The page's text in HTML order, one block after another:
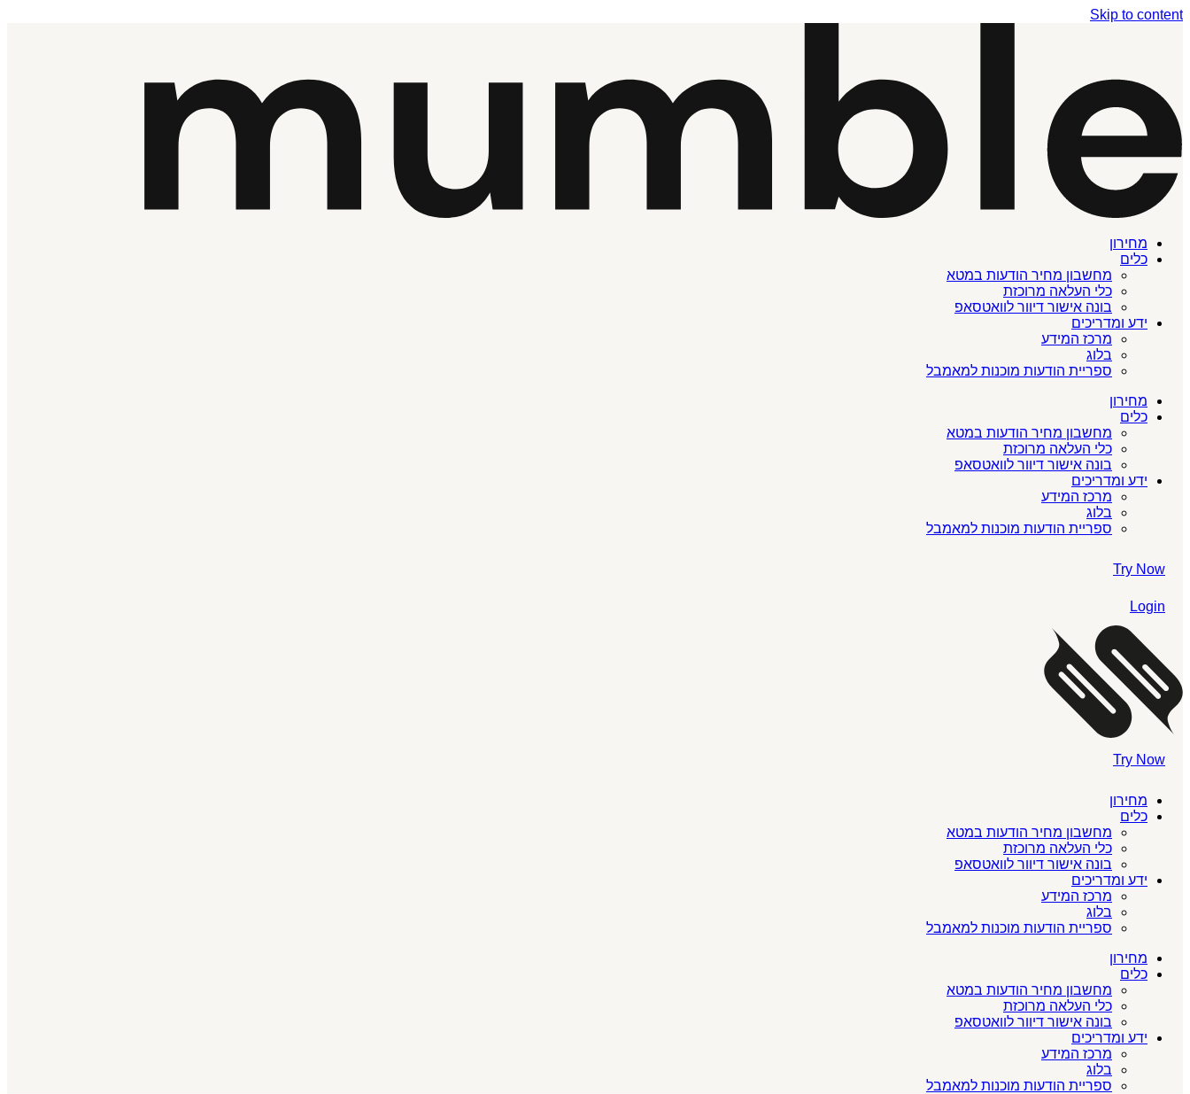
Skip to content
מחירון
כלים
מחשבון מחיר הודעות במטא
כלי העלאה מרוכזת
בונה אישור דיוור לוואטסאפ
ידע ומדריכים
מרכז המידע
בלוג
ספריית הודעות מוכנות למאמבל
מחירון
כלים
מחשבון מחיר הודעות במטא
כלי העלאה מרוכזת
בונה אישור דיוור לוואטסאפ
ידע ומדריכים
מרכז המידע
בלוג
ספריית הודעות מוכנות למאמבל
Try Now
Login
Try Now
מחירון
כלים
מחשבון מחיר הודעות במטא
כלי העלאה מרוכזת
בונה אישור דיוור לוואטסאפ
ידע ומדריכים
מרכז המידע
בלוג
ספריית הודעות מוכנות למאמבל
מחירון
כלים
מחשבון מחיר הודעות במטא
כלי העלאה מרוכזת
בונה אישור דיוור לוואטסאפ
ידע ומדריכים
מרכז המידע
בלוג
ספריית הודעות מוכנות למאמבל